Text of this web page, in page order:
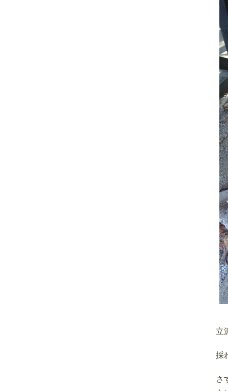
立
採
さ